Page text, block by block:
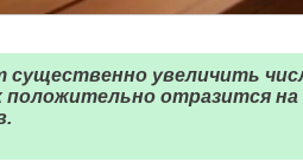
существенно увеличить
отразится на